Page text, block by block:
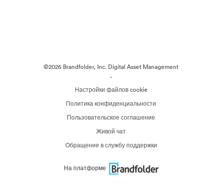
©2026 Brandfolder, Inc. Digital Asset Management
·
Настройки файлов cookie
Политика конфиденциальности
Пользовательское соглашение
Живой чат
Обращение в службу поддержки
На платформе